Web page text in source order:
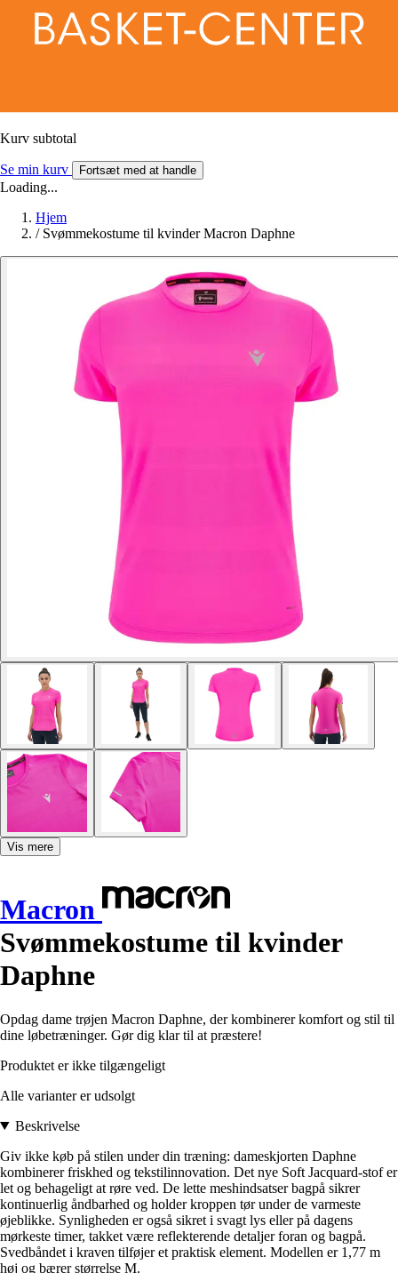
Kurv subtotal
Se min kurv Fortsæt med at handle
Loading...
Hjem
/ Svømmekostume til kvinder Macron Daphne
Vis mere
Macron
Svømmekostume til kvinder
Daphne
Opdag dame trøjen Macron Daphne, der kombinerer komfort og stil til
dine løbetræninger. Gør dig klar til at præstere!
Produktet er ikke tilgængeligt
Alle varianter er udsolgt
Beskrivelse
Giv ikke køb på stilen under din træning: dameskjorten Daphne
kombinerer friskhed og tekstilinnovation. Det nye Soft Jacquard-stof er
let og behageligt at røre ved. De lette meshindsatser bagpå sikrer
kontinuerlig åndbarhed og holder kroppen tør under de varmeste
øjeblikke. Synligheden er også sikret i svagt lys eller på dagens
mørkeste timer, takket være reflekterende detaljer foran og bagpå.
Svedbåndet i kraven tilføjer et praktisk element. Modellen er 1,77 m
høj og bærer størrelse M.